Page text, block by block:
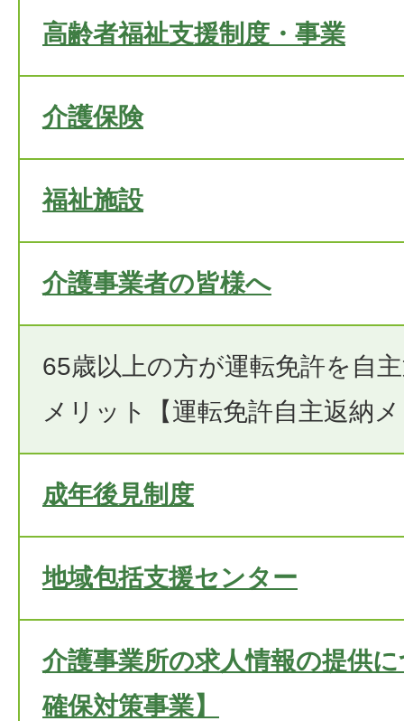
高齢者福祉支援制度・事業
介護保険
福祉施設
介護事業者の皆様へ
65歳以上の方が運転免許を自
メリット【運転免許自主返納
成年後見制度
地域包括支援センター
介護事業所の求人情報の提供
確保対策事業】